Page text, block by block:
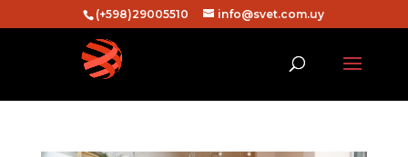
(+598)29005510 info@svet.com.uy